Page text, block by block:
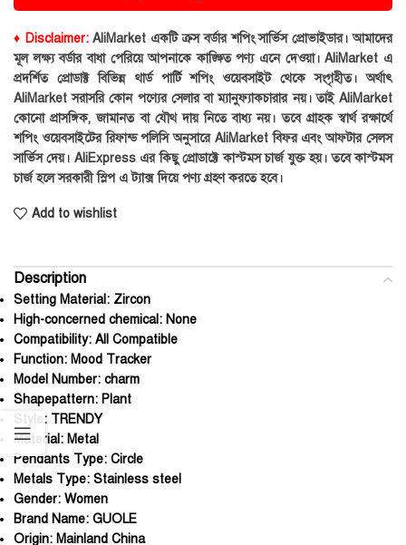
♦ Disclaimer:AliMarket একটি ক্রস বর্ডার শপিং সার্ভিস প্রোভাইডার। আমাদের
মূল লক্ষ্য বর্ডার বাধা পেরিয়ে আপনাকে কাঙ্ক্ষিত পণ্য এনে দেওয়া। AliMarket এ
প্রদর্শিত প্রোডাক্ট বিভিন্ন থার্ড পার্টি শপিং ওয়েবসাইট থেকে সংগৃহীত। অর্থাৎ
AliMarket সরাসরি কোন পণ্যের সেলার বা ম্যানুফ্যাকচারার নয়। তাই AliMarket
কোনো প্রাসঙ্গিক, জামানত বা যৌথ দায় নিতে বাধ্য নয়। তবে গ্রাহক স্বার্থ রক্ষার্থে
শপিং ওয়েবসাইটের রিফান্ড পলিসি অনুসারে AliMarket বিফর এবং আফটার সেলস
সার্ভিস দেয়। AliExpress এর কিছু প্রোডাক্টে কাস্টমস চার্জ যুক্ত হয়। তবে কাস্টমস
চার্জ হলে সরকারী স্লিপ এ ট্যাক্স দিয়ে পণ্য গ্রহণ করতে হবে।
Add to wishlist
Description
Setting Material: Zircon
High-concerned chemical: None
Compatibility: All Compatible
Function: Mood Tracker
Model Number: charm
Shapepattern: Plant
Style: TRENDY
Material: Metal
Pendants Type: Circle
Metals Type: Stainless steel
Gender: Women
Brand Name: GUOLE
Origin: Mainland China